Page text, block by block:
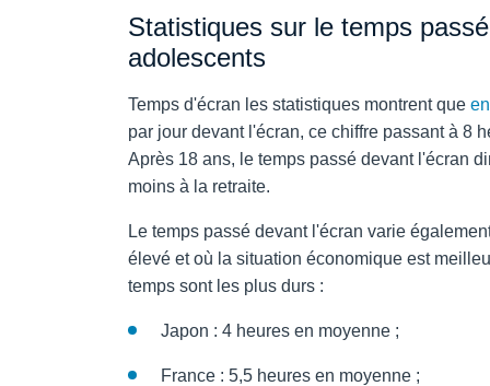
Statistiques sur le temps
adolescents
Temps d'écran les statistiques montrent que
par jour devant l'écran, ce chiffre passant à 8
Après 18 ans, le temps passé devant l'écran
moins à la retraite.
Le temps passé devant l'écran varie
élevé et où la situation économique est
temps sont les plus durs :
Japon : 4 heures en moyenne ;
France : 5,5 heures en moyenne ;